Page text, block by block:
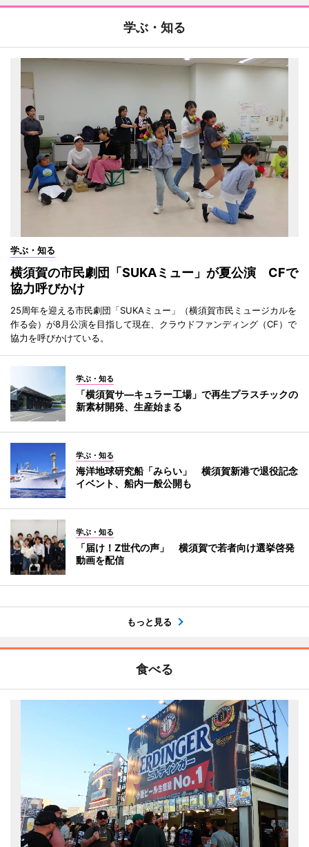
学ぶ・知る
学ぶ・知る
横須賀の市民劇団「SUKAミュー」が夏公演 CFで
協力呼びかけ
25周年を迎える市民劇団「SUKAミュー」（横須賀市民ミュージカルを
作る会）が8月公演を目指して現在、クラウドファンディング（CF）で
協力を呼びかけている。
学ぶ・知る
「横須賀サ―キュラー工場」で再生プラスチックの
新素材開発、生産始まる
学ぶ・知る
海洋地球研究船「みらい」 横須賀新港で退役記念
イベント、船内一般公開も
学ぶ・知る
「届け！Z世代の声」 横須賀で若者向け選挙啓発
動画を配信
もっと見る
食べる